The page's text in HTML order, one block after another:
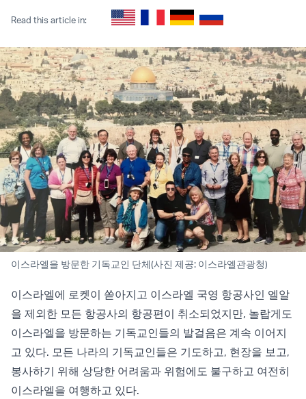
Read this article in:
이스라엘을 방문한 기독교인 단체(사진 제공: 이스라엘관광청)
이스라엘에 로켓이 쏟아지고 이스라엘 국영 항공사인 엘알
을 제외한 모든 항공사의 항공편이 취소되었지만, 놀랍게도
이스라엘을 방문하는 기독교인들의 발걸음은 계속 이어지
고 있다. 모든 나라의 기독교인들은 기도하고, 현장을 보고,
봉사하기 위해 상당한 어려움과 위험에도 불구하고 여전히
이스라엘을 여행하고 있다.